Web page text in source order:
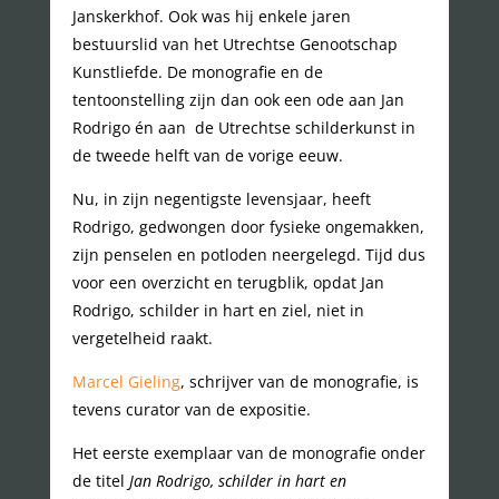
Janskerkhof. Ook was hij enkele jaren
bestuurslid van het Utrechtse Genootschap
Kunstliefde. De monografie en de
tentoonstelling zijn dan ook een ode aan Jan
Rodrigo én aan de Utrechtse schilderkunst in
de tweede helft van de vorige eeuw.
Nu, in zijn negentigste levensjaar, heeft
Rodrigo, gedwongen door fysieke ongemakken,
zijn penselen en potloden neergelegd. Tijd dus
voor een overzicht en terugblik, opdat Jan
Rodrigo, schilder in hart en ziel, niet in
vergetelheid raakt.
Marcel Gieling, schrijver van de monografie, is
tevens curator van de expositie.
Het eerste exemplaar van de monografie onder
de titel Jan Rodrigo, schilder in hart en